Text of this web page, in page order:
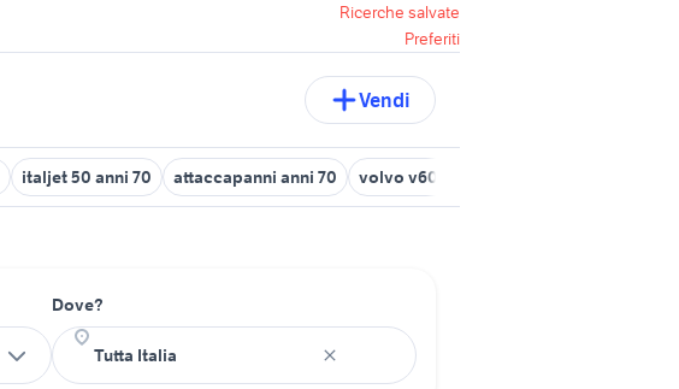
Ricerche salvate
Preferiti
Vendi
italjet 50 anni 70 attaccapanni anni 70 volvo v60 2018
Dove?